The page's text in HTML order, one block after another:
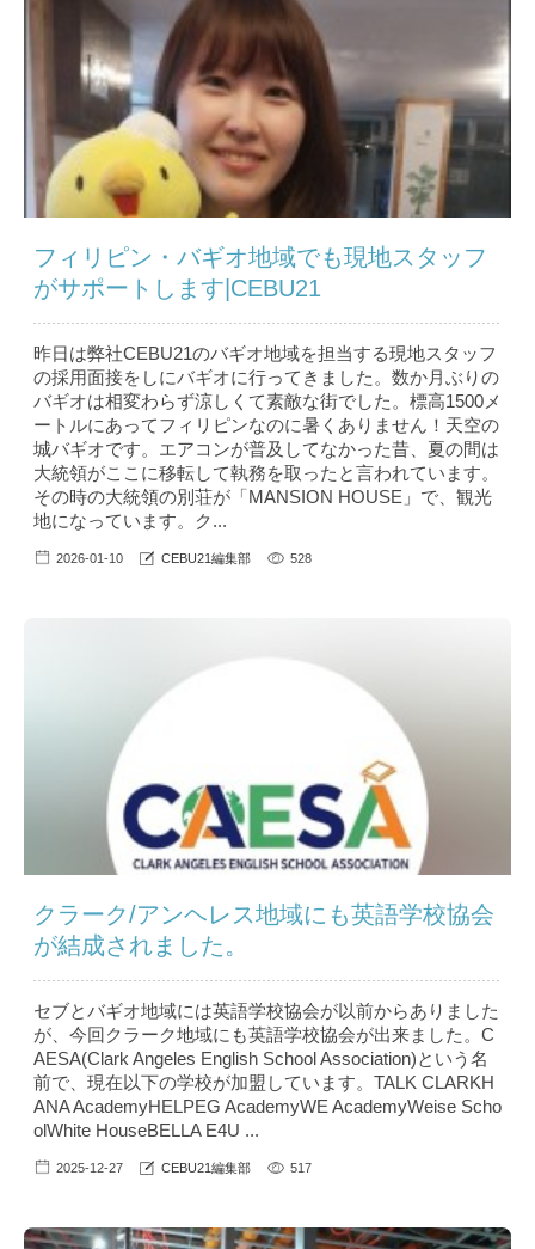
フィリピン・バギオ地域でも現地スタッフ
がサポートします|CEBU21
昨日は弊社CEBU21のバギオ地域を担当する現地スタッフ
の採用面接をしにバギオに行ってきました。数か月ぶりの
バギオは相変わらず涼しくて素敵な街でした。標高1500メ
ートルにあってフィリピンなのに暑くありません！天空の
城バギオです。エアコンが普及してなかった昔、夏の間は
大統領がここに移転して執務を取ったと言われています。
その時の大統領の別荘が「MANSION HOUSE」で、観光
地になっています。ク...
2026-01-10 CEBU21編集部 528
クラーク/アンヘレス地域にも英語学校協会
が結成されました。
セブとバギオ地域には英語学校協会が以前からありました
が、今回クラーク地域にも英語学校協会が出来ました。C
AESA(Clark Angeles English School Association)という名
前で、現在以下の学校が加盟しています。TALK CLARKH
ANA AcademyHELPEG AcademyWE AcademyWeise Scho
olWhite HouseBELLA E4U ...
2025-12-27 CEBU21編集部 517